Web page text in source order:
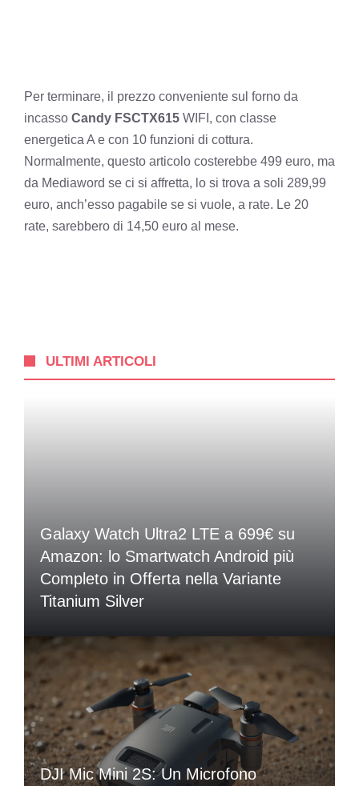
Per terminare, il prezzo conveniente sul forno da
incasso Candy FSCTX615 WIFI, con classe
energetica A e con 10 funzioni di cottura.
Normalmente, questo articolo costerebbe 499 euro, ma
da Mediaword se ci si affretta, lo si trova a soli 289,99
euro, anch’esso pagabile se si vuole, a rate. Le 20
rate, sarebbero di 14,50 euro al mese.
ULTIMI ARTICOLI
Galaxy Watch Ultra2 LTE a 699€ su
Amazon: lo Smartwatch Android più
Completo in Offerta nella Variante
Titanium Silver
DJI Mic Mini 2S: Un Microfono